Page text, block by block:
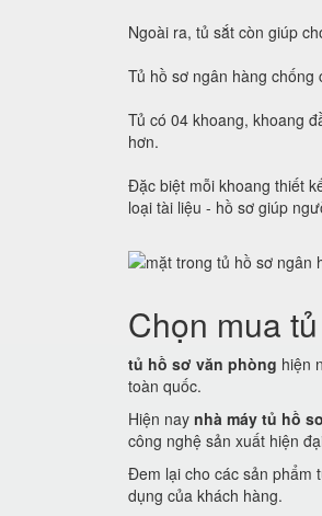
Ngoài ra, tủ sắt còn giúp
Tủ hồ sơ ngân hàng
Tủ có 04 khoang, khoang
hơn.
Đặc biệt mỗi khoang thiết
loại tài liệu - hồ sơ giúp
Chọn mua
tủ hồ sơ văn phòng hiện
toàn quốc.
Hiện nay nhà máy tủ hồ
công nghệ sản xuất hiện
Đem lại cho các sản phẩm
dụng của khách hàng.